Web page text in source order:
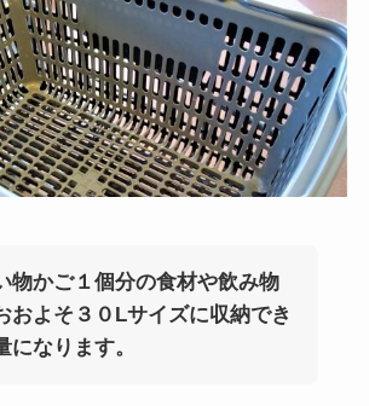
物かご１個分の食材や飲み物
およそ３０Lサイズに収納でき
になります。